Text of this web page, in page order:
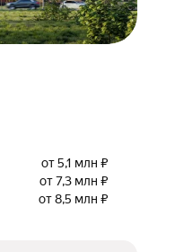
от 5,1 млн ₽
от 7,3 млн ₽
от 8,5 млн ₽